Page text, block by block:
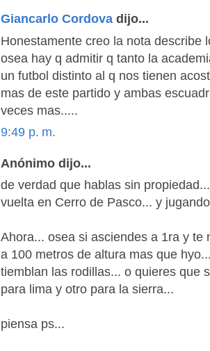
Giancarlo Cordova dijo...
Honestamente creo la nota describe
osea hay q admitir q tanto la
un futbol distinto al q nos tienen
mas de este partido y ambas
veces mas.....
9:49 p. m.
Anónimo dijo...
de verdad que hablas sin
vuelta en Cerro de Pasco... y
Ahora... osea si asciendes a 1ra y te
a 100 metros de altura mas que
tiemblan las rodillas... o quieres que
para lima y otro para la sierra...
piensa ps...